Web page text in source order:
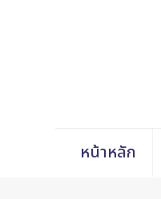
หน้าหลัก